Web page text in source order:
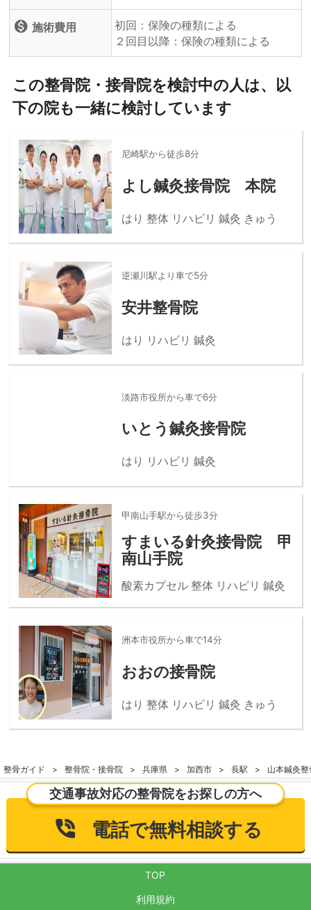
monetization_on 施術費用
初回：保険の種類による
２回目以降：保険の種類による
この整骨院・接骨院を検討中の人は、以
下の院も一緒に検討しています
尼崎駅から徒歩8分
よし鍼灸接骨院 本院
はり 整体 リハビリ 鍼灸 きゅう
逆瀬川駅より車で5分
安井整骨院
はり リハビリ 鍼灸
淡路市役所から車で6分
いとう鍼灸接骨院
はり リハビリ 鍼灸
甲南山手駅から徒歩3分
すまいる針灸接骨院 甲
南山手院
酸素カプセル 整体 リハビリ 鍼灸
洲本市役所から車で14分
おおの接骨院
はり 整体 リハビリ 鍼灸 きゅう
整骨ガイド 整骨院・接骨院 兵庫県 加西市 長駅 山本鍼灸整
交通事故対応の整骨院をお探しの方へ
電話で無料相談する
TOP
利用規約